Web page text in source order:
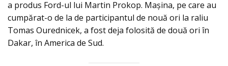
a produs Ford-ul lui Martin Prokop. Mașina, pe care au
cumpărat-o de la de participantul de nouă ori la raliu
Tomas Ourednicek, a fost deja folosită de două ori în
Dakar, în America de Sud.